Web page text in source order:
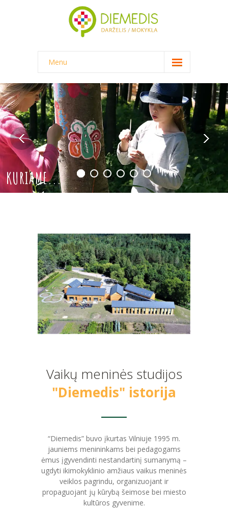
Menu
NAUJIENOS
DARŽELIS
-- DARŽELINUKO DIENA
-- DARŽELIO APLINKA
-- MAITINIMAS
-- DOKUMENTAI
PRADINĖ MOKYKLA
-- PRADINUKO DIENA
-- MOKYKLOS APLINKA
-- MAITINIMAS
-- MOKYMOSI PASIEKIMAI
PAGRINDINĖ MOKYKLA
-- MAITINIMAS
-- MOKYMOSI PASIEKIMAI
-- DOKUMENTAI
KURIAME...
Vaikų meninės studijos
"Diemedis" istorija
“Diemedis” buvo įkurtas Vilniuje 1995 m.
jauniems menininkams bei pedagogams
ėmus įgyvendinti nestandartinį sumanymą –
ugdyti ikimokyklinio amžiaus vaikus meninės
veiklos pagrindu, organizuojant ir
propaguojant jų kūrybą šeimose bei miesto
kultūros gyvenime.